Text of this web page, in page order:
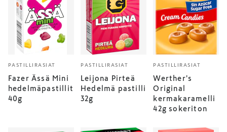
PASTILLIRASIAT
Fazer Ässä Mini
hedelmäpastillit
40g
PASTILLIRASIAT
Leijona Pirteä
Hedelmä pastilli
32g
PASTILLIRASIAT
Werther's
Original
kermakaramelli
42g sokeriton